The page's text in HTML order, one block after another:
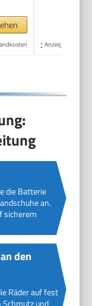
4,0
* Anzeige
die Batterie
an.
sicherem
den
Räder auf fest
und